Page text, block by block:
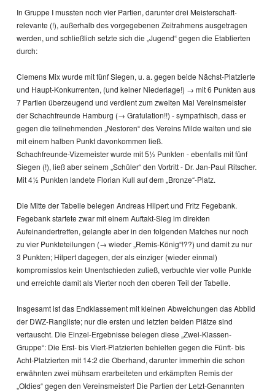
In Gruppe I mussten noch vier Partien, darunter drei Meisterschaft-
relevante (!), außerhalb des vorgegebenen Zeitrahmens ausgetragen
werden, und schließlich setzte sich die „Jugend“ gegen die Etablierten
durch:
Clemens Mix wurde mit fünf Siegen, u. a. gegen beide Nächst-Platzierte
und Haupt-Konkurrenten, (und keiner Niederlage!) → mit 6 Punkten aus
7 Partien überzeugend und verdient zum zweiten Mal Vereinsmeister
der Schachfreunde Hamburg (→ Gratulation!!) - sympathisch, dass er
gegen die teilnehmenden „Nestoren“ des Vereins Milde walten und sie
mit einem halben Punkt davonkommen ließ.
Schachfreunde-Vizemeister wurde mit 5½ Punkten - ebenfalls mit fünf
Siegen (!), ließ aber seinem „Schüler“ den Vortritt - Dr. Jan-Paul Ritscher.
Mit 4½ Punkten landete Florian Kull auf dem „Bronze“-Platz.
Die Mitte der Tabelle belegen Andreas Hilpert und Fritz Fegebank.
Fegebank startete zwar mit einem Auftakt-Sieg im direkten
Aufeinandertreffen, gelangte aber in den folgenden Matches nur noch
zu vier Punkteteilungen (→ wieder „Remis-König“!??) und damit zu nur
3 Punkten; Hilpert dagegen, der als einziger (wieder einmal)
kompromisslos kein Unentschieden zuließ, verbuchte vier volle Punkte
und erreichte damit als Vierter noch den oberen Teil der Tabelle.
Insgesamt ist das Endklassement mit kleinen Abweichungen das Abbild
der DWZ-Rangliste; nur die ersten und letzten beiden Plätze sind
vertauscht. Die Einzel-Ergebnisse belegen diese „Zwei-Klassen-
Gruppe“: Die Erst- bis Viert-Platzierten behielten gegen die Fünft- bis
Acht-Platzierten mit 14:2 die Oberhand, darunter immerhin die schon
erwähnten zwei mühsam erarbeiteten und erkämpften Remis der
„Oldies“ gegen den Vereinsmeister! Die Partien der Letzt-Genannten